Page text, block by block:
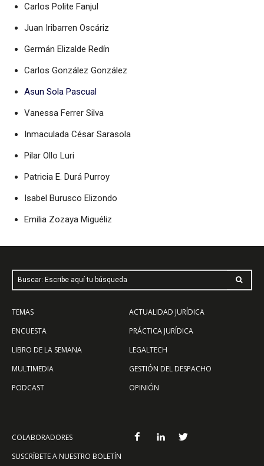
Carlos Polite Fanjul
Juan Iribarren Oscáriz
Germán Elizalde Redín
Carlos González González
Asun Sola Pascual
Vanessa Ferrer Silva
Inmaculada César Sarasola
Pilar Ollo Luri
Patricia E. Durá Purroy
Isabel Burusco Elizondo
Emilia Zozaya Miguéliz
Buscar: Escribe aquí tu búsqueda
TEMAS
ENCUESTA
LIBRO DE LA SEMANA
MULTIMEDIA
PODCAST
ACTUALIDAD JURÍDICA
PRÁCTICA JURÍDICA
LEGALTECH
GESTIÓN DEL DESPACHO
OPINIÓN
COLABORADORES
SUSCRÍBETE A NUESTRO BOLETÍN